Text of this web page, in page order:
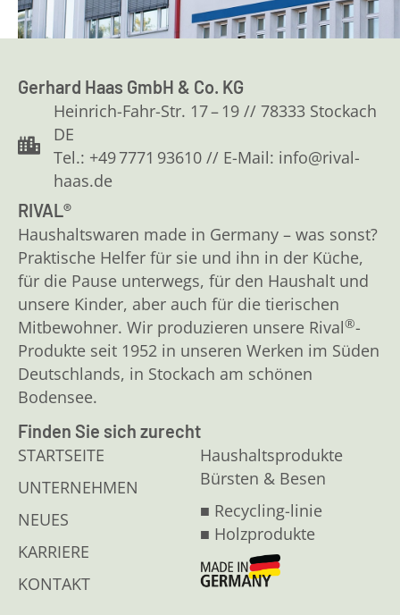
Gerhard Haas GmbH & Co. KG
Heinrich-Fahr-Str. 17 – 19 // 78333 Stockach
DE
Tel.: +49 7771 93610 // E-Mail: info@rival-
haas.de
RIVAL®
Haushaltswaren made in Germany – was sonst?
Praktische Helfer für sie und ihn in der Küche,
für die Pause unterwegs, für den Haushalt und
unsere Kinder, aber auch für die tierischen
Mitbewohner. Wir produzieren unsere Rival®-
Produkte seit 1952 in unseren Werken im Süden
Deutschlands, in Stockach am schönen
Bodensee.
Finden Sie sich zurecht
STARTSEITE
UNTERNEHMEN
NEUES
KARRIERE
KONTAKT
Haushaltsprodukte
Bürsten & Besen
■ Recycling-linie
■ Holzprodukte